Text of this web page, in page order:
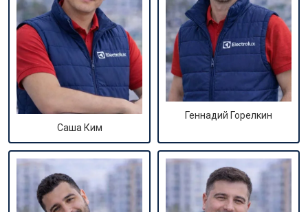
Саша Ким
Геннадий Горелкин